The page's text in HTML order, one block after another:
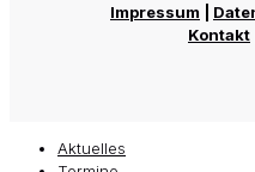
Impressum
Kontakt
Aktuelles